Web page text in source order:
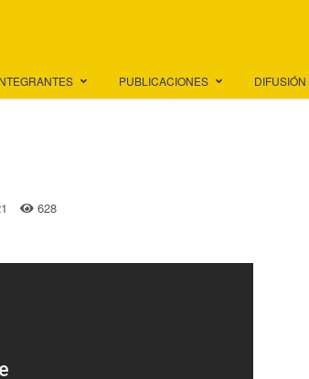
PUBLICACIONES DIFUSIÓN
628